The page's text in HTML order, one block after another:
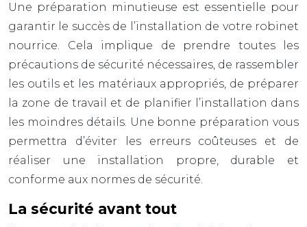
Une préparation minutieuse est essentielle pour
garantir le succès de l’installation de votre robinet
nourrice. Cela implique de prendre toutes les
précautions de sécurité nécessaires, de rassembler
les outils et les matériaux appropriés, de préparer
la zone de travail et de planifier l’installation dans
les moindres détails. Une bonne préparation vous
permettra d’éviter les erreurs coûteuses et de
réaliser une installation propre, durable et
conforme aux normes de sécurité.
La sécurité avant tout